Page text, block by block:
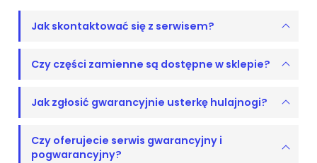
Jak skontaktować się z serwisem?
Czy części zamienne są dostępne w sklepie?
Jak zgłosić gwarancyjnie usterkę hulajnogi?
Czy oferujecie serwis gwarancyjny i
pogwarancyjny?